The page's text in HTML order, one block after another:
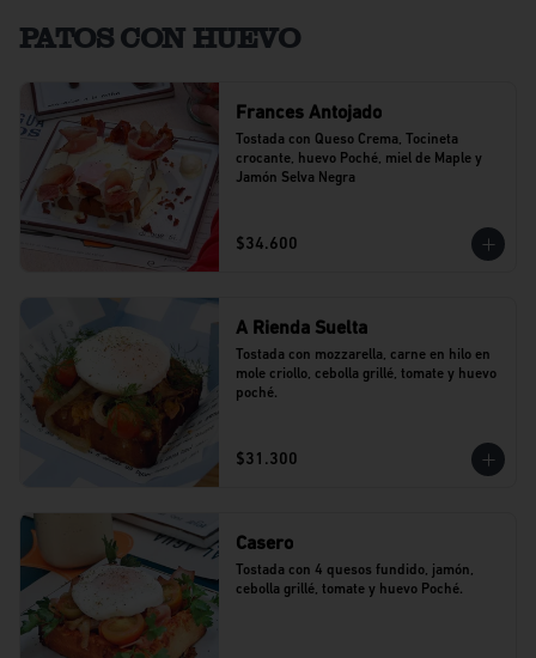
PATOS CON HUEVO
Frances Antojado
Tostada con Queso Crema, Tocineta
crocante, huevo Poché, miel de Maple y
Jamón Selva Negra
$34.600
A Rienda Suelta
Tostada con mozzarella, carne en hilo en
mole criollo, cebolla grillé, tomate y huevo
poché.
$31.300
Casero
Tostada con 4 quesos fundido, jamón,
cebolla grillé, tomate y huevo Poché.